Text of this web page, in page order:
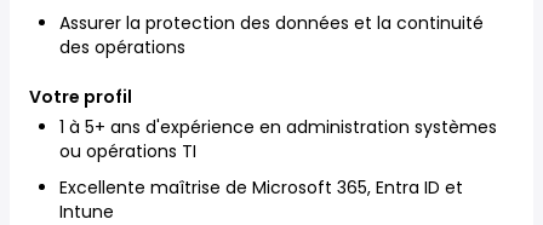
Assurer la protection des données et la continuité
des opérations
Votre profil
1 à 5+ ans d'expérience en administration systèmes
ou opérations TI
Excellente maîtrise de Microsoft 365, Entra ID et
Intune